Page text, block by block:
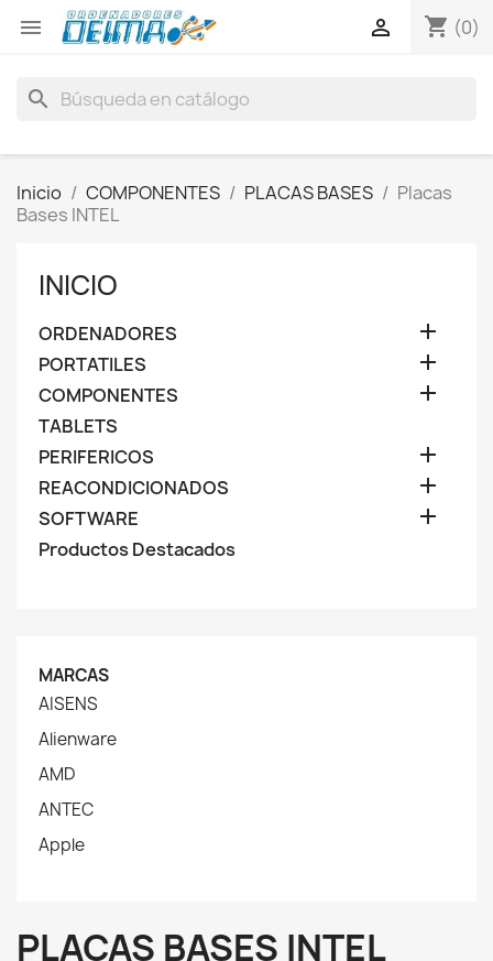
 shopping_cart (0)

search
Inicio COMPONENTES PLACAS BASES
Placas
Bases INTEL
INICIO
ORDENADORES 
PORTATILES 
COMPONENTES 
TABLETS
PERIFERICOS

REACONDICIONADOS 
SOFTWARE 
Productos Destacados
MARCAS
AISENS
Alienware
AMD
ANTEC
Apple
PLACAS BASES INTEL